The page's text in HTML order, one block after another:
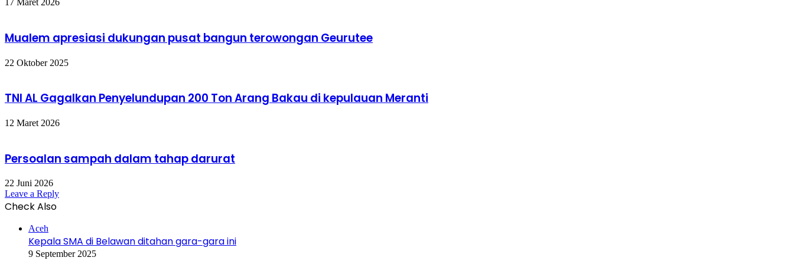
17 Maret 2026
Mualem apresiasi dukungan pusat bangun terowongan Geurutee
22 Oktober 2025
TNI AL Gagalkan Penyelundupan 200 Ton Arang Bakau di kepulauan Meranti
12 Maret 2026
Persoalan sampah dalam tahap darurat
22 Juni 2026
Leave a Reply
Check Also
Aceh
Kepala SMA di Belawan ditahan gara-gara ini
9 September 2025